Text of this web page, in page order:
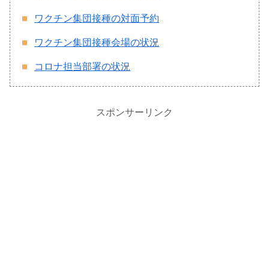
ワクチン集団接種の対面予約
ワクチン集団接種会場の状況
コロナ担当部署の状況
スポンサーリンク